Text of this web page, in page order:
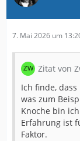
7. Mai 2026 um
Zitat von
Ich finde,
was zum
Knoche bin
Erfahrung ist
Faktor.